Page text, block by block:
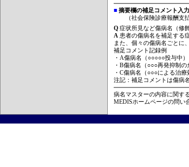
■ 摘要欄の補足コメント入
（社会保険診療報酬支払
Q 症状所見など傷病名（修
A 患者の傷病名を補足する
また、個々の傷病名ごとに
補足コメント記録例
・A傷病名（○○○○○投与中）
・B傷病名（○○○再発抑制の
・C傷病名（○○○による治療
注記：補足コメントは傷病
病名マスターの内容に関す
MEDISホームページの問い